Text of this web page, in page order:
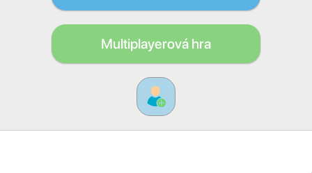
Multiplayerová hra